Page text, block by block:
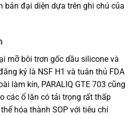
bản đại diện dựa trên ghi chú của
mỡ bôi trơn gốc dầu silicone và
ký là NSF H1 và tuân thủ FDA
làm kín, PARALIQ GTE 703 cũng
các ổ lăn có tải trọng rất thấp
hóa thành SOP với tiêu chí